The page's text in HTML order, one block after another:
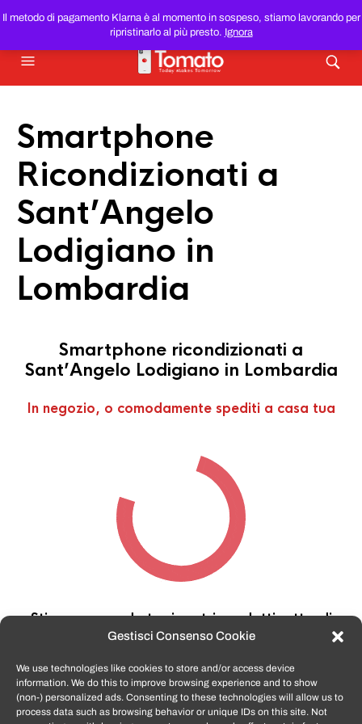
Gestisci Consenso Cookie
We use technologies like cookies to store and/or access device
information. We do this to improve browsing experience and to show
(non-) personalized ads. Consenting to these technologies will allow us to
process data such as browsing behavior or unique IDs on this site. Not
Il metodo di pagamento Klarna è al momento in sospeso, stiamo lavorando per
ripristinarlo al più presto. Ignora
SMARTPHONE E TABLET RICONDIZIONATIAL MIGLIOR
PREZZO DEL WEB!
Smartphone
Ricondizionati a
Sant’Angelo
Lodigiano in
Lombardia
Smartphone ricondizionati a
Sant’Angelo Lodigiano in Lombardia
In negozio, o comodamente spediti a casa tua
Stiamo cercando tra i nostri prodotti, attendi
qualche secondo…
TomatoSmartphone.itè lo shop n.1 in italia per
smartphone ricondizionati garantiti e certificati